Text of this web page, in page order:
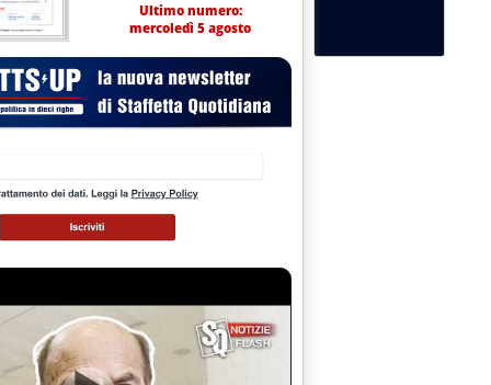
Ultimo numero:
mercoledì 5 agosto